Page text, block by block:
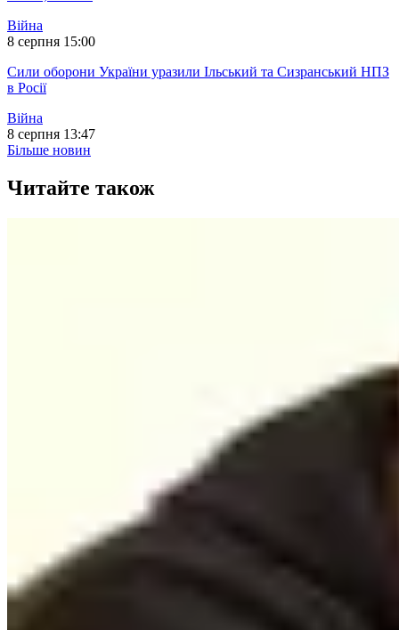
Війна
8 серпня 15:00
Сили оборони України уразили Ільський та Сизранський НПЗ
в Росії
Війна
8 серпня 13:47
Більше новин
Читайте також